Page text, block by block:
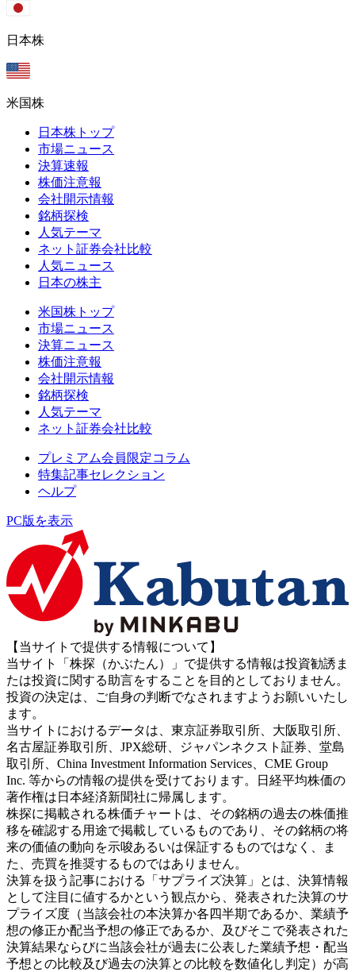
日本株
米国株
日本株トップ
市場ニュース
決算速報
株価注意報
会社開示情報
銘柄探検
人気テーマ
ネット証券会社比較
人気ニュース
日本の株主
米国株トップ
市場ニュース
決算ニュース
株価注意報
会社開示情報
銘柄探検
人気テーマ
ネット証券会社比較
プレミアム会員限定コラム
特集記事セレクション
ヘルプ
PC版を表示
【当サイトで提供する情報について】
当サイト「株探（かぶたん）」で提供する情報は投資勧誘ま
たは投資に関する助言をすることを目的としておりません。
投資の決定は、ご自身の判断でなされますようお願いいたし
ます。
当サイトにおけるデータは、東京証券取引所、大阪取引所、
名古屋証券取引所、JPX総研、ジャパンネクスト証券、堂島
取引所、China Investment Information Services、CME Group
Inc. 等からの情報の提供を受けております。日経平均株価の
著作権は日本経済新聞社に帰属します。
株探に掲載される株価チャートは、その銘柄の過去の株価推
移を確認する用途で掲載しているものであり、その銘柄の将
来の価値の動向を示唆あるいは保証するものではなく、ま
た、売買を推奨するものではありません。
決算を扱う記事における「サプライズ決算」とは、決算情報
として注目に値するかという観点から、発表された決算のサ
プライズ度（当該会社の本決算か各四半期であるか、業績予
想の修正か配当予想の修正であるか、及びそこで発表された
決算結果ならびに当該会社が過去に公表した業績予想・配当
予想との比較及び過去の決算との比較を数値化し判定）が高